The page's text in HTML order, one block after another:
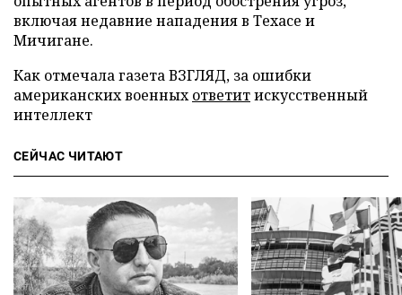
включая недавние нападения в Техасе и
Мичигане.
Как отмечала газета ВЗГЛЯД, за ошибки
американских военныхответитискусственный
интеллект
СЕЙЧАС ЧИТАЮТ